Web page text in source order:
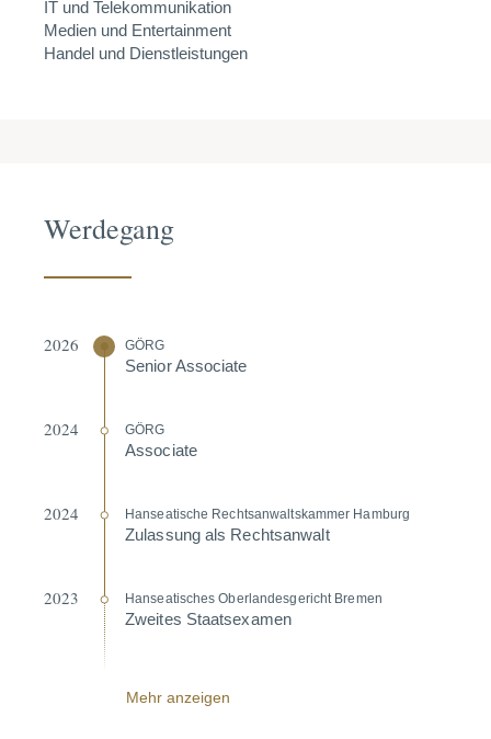
IT und Telekommunikation
Medien und Entertainment
Handel und Dienstleistungen
Werdegang
2026 GÖRG
Senior Associate
2024 GÖRG
Associate
2024 Hansea­tische Rechts­an­walts­kammer Hamburg
Zulassung als Rechts­anwalt
2023 Hansea­ti­sches Oberlan­des­ge­richt Bremen
Zweites Staats­examen
Mehr anzeigen